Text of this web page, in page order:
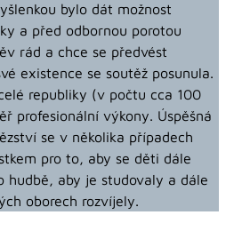
bylo dát možnost
a před odbornou porotou
rád a chce se předvést
existence se soutěž posunula.
republiky (v počtu cca 100
profesionální výkony. Úspěšná
se v několika případech
pro to, aby se děti dále
hudbě, aby je studovaly a dále
oborech rozvíjely.